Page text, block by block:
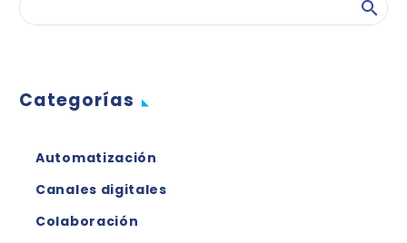
Categorías
Automatización
Canales digitales
Colaboración